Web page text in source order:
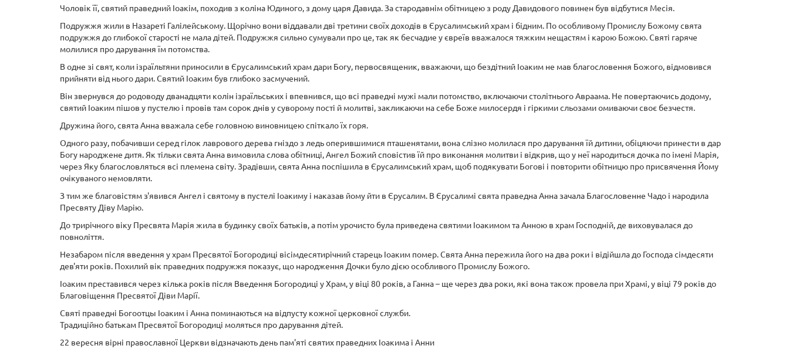
Чоловік її, святий праведний Іоакім, походив з коліна Юдиного, з дому царя Давида. За стародавнім обітницею з роду Давидового повинен був відбутися Месія.
Подружжя жили в Назареті Галілейському. Щорічно вони віддавали дві третини своїх доходів в Єрусалимський храм і бідним. По особливому Промислу Божому свята
подружжя до глибокої старості не мала дітей. Подружжя сильно сумували про це, так як бесчадие у євреїв вважалося тяжким нещастям і карою Божою. Святі гаряче
молилися про дарування їм потомства.
В одне зі свят, коли ізраїльтяни приносили в Єрусалимський храм дари Богу, первосвященик, вважаючи, що бездітний Іоаким не мав благословення Божого, відмовився
прийняти від нього дари. Святий Іоаким був глибоко засмучений.
Він звернувся до родоводу дванадцяти колін ізраїльських і впевнився, що всі праведні мужі мали потомство, включаючи столітнього Авраама. Не повертаючись додому,
святий Іоаким пішов у пустелю і провів там сорок днів у суворому пості й молитві, закликаючи на себе Боже милосердя і гіркими сльозами омиваючи своє безчестя.
Дружина його, свята Анна вважала себе головною виновницею спіткало їх горя.
Одного разу, побачивши серед гілок лаврового дерева гніздо з ледь оперившимися пташенятами, вона слізно молилася про дарування їй дитини, обіцяючи принести в дар
Богу народжене дитя. Як тільки свята Анна вимовила слова обітниці, Ангел Божий сповістив їй про виконання молитви і відкрив, що у неї народиться дочка по імені Марія,
через Яку благословляться всі племена світу. Зрадівши, свята Анна поспішила в Єрусалимський храм, щоб подякувати Богові і повторити обітницю про присвячення Йому
очікуваного немовляти.
З тим же благовістям з'явився Ангел і святому в пустелі Іоакиму і наказав йому йти в Єрусалим. В Єрусалимі свята праведна Анна зачала Благословенне Чадо і народила
Пресвяту Діву Марію.
До трирічного віку Пресвята Марія жила в будинку своїх батьків, а потім урочисто була приведена святими Іоакимом та Анною в храм Господній, де виховувалася до
повноліття.
Незабаром після введення у храм Пресвятої Богородиці вісімдесятирічний старець Іоаким помер. Свята Анна пережила його на два роки і відійшла до Господа сімдесяти
дев'яти років. Похилий вік праведних подружжя показує, що народження Дочки було дією особливого Промислу Божого.
Іоаким преставився через кілька років після Введення Богородиці у Храм, у віці 80 років, а Ганна – ще через два роки, які вона також провела при Храмі, у віці 79 років до
Благовіщення Пресвятої Діви Марії.
Святі праведні Богоотцы Іоаким і Анна поминаються на відпусту кожної церковної служби.
Традиційно батькам Пресвятої Богородиці моляться про дарування дітей.
22 вересня вірні православної Церкви відзначають день пам'яті святих праведних Іоакима і Анни